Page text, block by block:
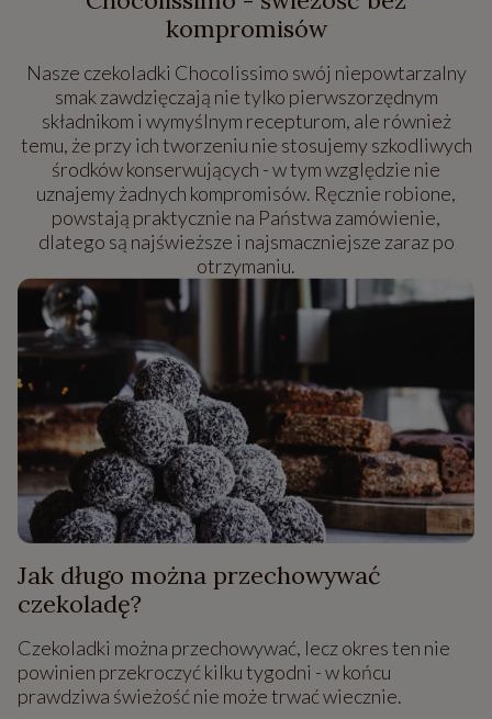
kompromisów
Nasze czekoladki Chocolissimo swój niepowtarzalny
smak zawdzięczają nie tylko pierwszorzędnym
składnikom i wymyślnym recepturom, ale również
temu, że przy ich tworzeniu nie stosujemy szkodliwych
środków konserwujących - w tym względzie nie
uznajemy żadnych kompromisów. Ręcznie robione,
powstają praktycznie na Państwa zamówienie,
dlatego są najświeższe i najsmaczniejsze zaraz po
otrzymaniu.
Jak długo można przechowywać
czekoladę?
Czekoladki można przechowywać, lecz okres ten nie
powinien przekroczyć kilku tygodni - w końcu
prawdziwa świeżość nie może trwać wiecznie.